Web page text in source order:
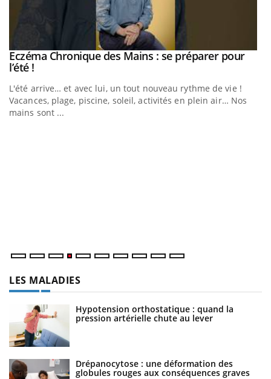
Youtube
Eczéma Chronique des Mains : se préparer pour
l’été !Youtube
L'été arrive… et avec lui, un tout nouveau rythme de vie !
Vacances, plage, piscine, soleil, activités en plein air… Nos
mains sont ...
LES MALADIES
Hypotension orthostatique : quand la
pression artérielle chute au lever
Drépanocytose : une déformation des
globules rouges aux conséquences graves